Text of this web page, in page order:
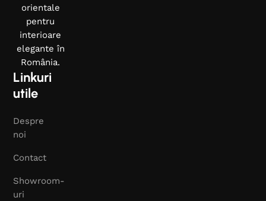
orientale
pentru
interioare
elegante în
România.
Linkuri
utile
Despre
noi
Contact
Showroom-
uri